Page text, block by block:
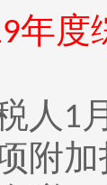
年度
人 1
附